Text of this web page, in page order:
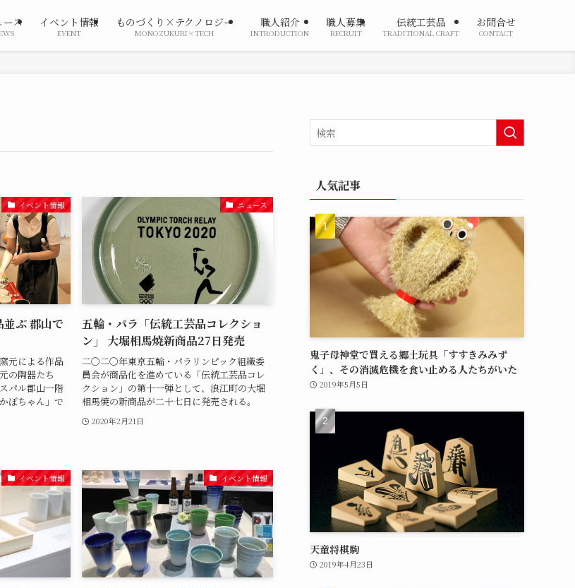
ース イベント情報
EVENT
ものづくり×テクノロジー
MONOZUKURI×TECH
職人紹介
INTRODUCTION
職人募集
RECRUIT
伝統工芸品
TRADITIONAL CRAFT
お問合せ
CONTACT
イベント情報
並ぶ 郡山で
元による作品
の陶器たち
パル郡山一階
ぼちゃん」で
ニュース
五輪・パラ「伝統工芸品コレクショ
ン」 大堀相馬焼新商品27日発売
二〇二〇年東京五輪・パラリンピック組織委
員会が商品化を進めている「伝統工芸品コレ
クション」の第十一弾として、浪江町の大堀
相馬焼の新商品が二十七日に発売される。
2020年2月21日
イベント情報 イベント情報
人気記事
鬼子母神堂で買える郷土玩具「すすきみみず
く」、その消滅危機を食い止める人たちがいた
2019年5月5日
天童将棋駒
2019年4月23日